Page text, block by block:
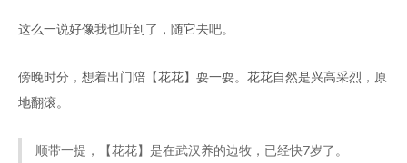
这么一说好像我也听到了，随它去吧。
傍晚时分，想着出门陪【花花】耍一耍。花花自然是兴高采烈，原
地翻滚。
顺带一提，【花花】是在武汉养的边牧，已经快7岁了。